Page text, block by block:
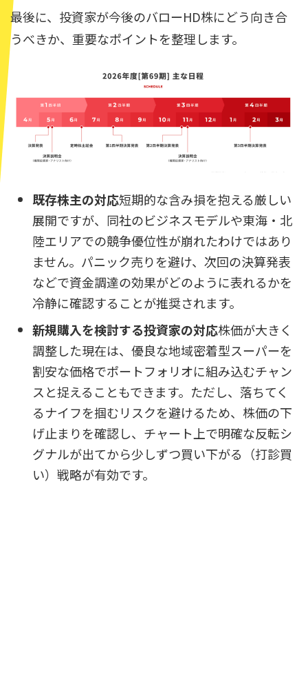
最後に、投資家が今後のバローHD株にどう向き合
うべきか、重要なポイントを整理します。
既存株主の対応短期的な含み損を抱える厳しい
展開ですが、同社のビジネスモデルや東海・北
陸エリアでの競争優位性が崩れたわけではあり
ません。パニック売りを避け、次回の決算発表
などで資金調達の効果がどのように表れるかを
冷静に確認することが推奨されます。
新規購入を検討する投資家の対応株価が大きく
調整した現在は、優良な地域密着型スーパーを
割安な価格でポートフォリオに組み込むチャン
スと捉えることもできます。ただし、落ちてく
るナイフを掴むリスクを避けるため、株価の下
げ止まりを確認し、チャート上で明確な反転シ
グナルが出てから少しずつ買い下がる（打診買
い）戦略が有効です。